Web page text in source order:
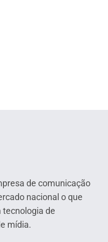
de comunicação
nacional o que
tecnologia de
mídia.